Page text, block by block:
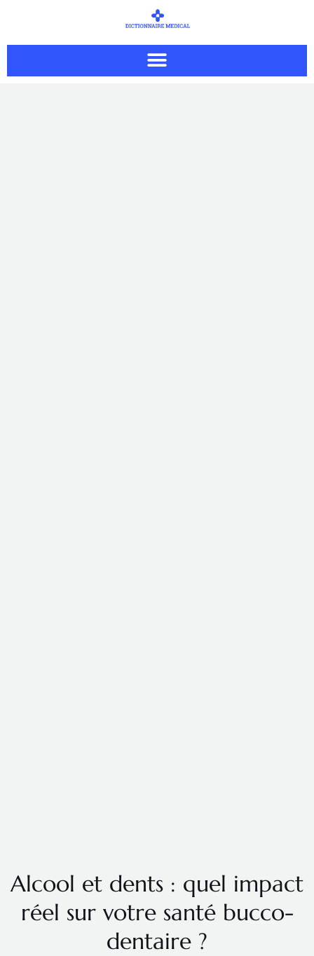
Alcool et dents : quel impact
réel sur votre santé bucco-
dentaire ?